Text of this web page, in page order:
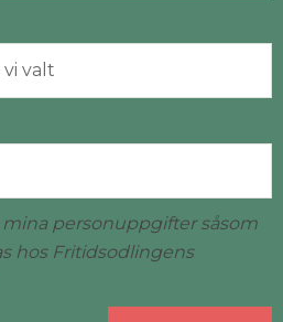
personuppgifter såsom
hos Fritidsodlingens